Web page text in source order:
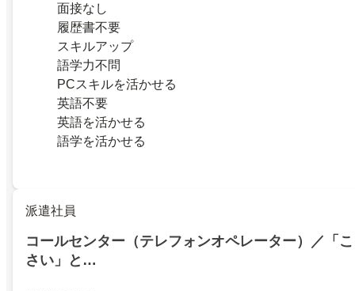
面接なし
履歴書不要
スキルアップ
語学力不問
PCスキルを活かせる
英語不要
英語を活かせる
語学を活かせる
派遣社員
コールセンター（テレフォンオペレーター）／「
さい」と…